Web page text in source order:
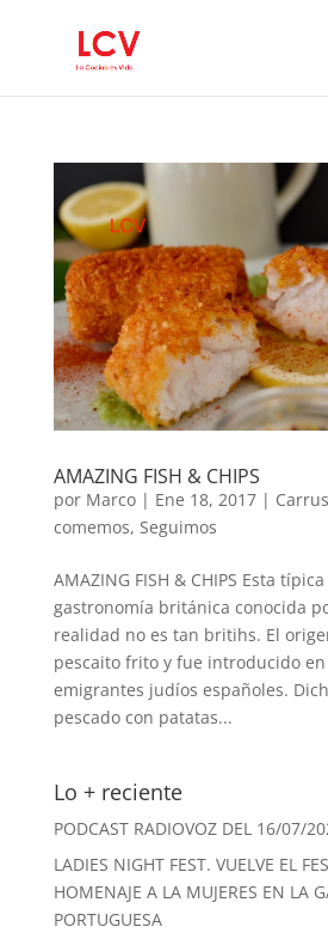
AMAZING FISH & CHIPS
por Marco| Ene 18, 2017|
comemos, Seguimos
AMAZING FISH & CHIPS Esta
gastronomía británica conocida
realidad no es tan britihs. El
pescaito frito y fue introducido
emigrantes judíos españoles.
pescado con patatas...
Lo + reciente
PODCAST RADIOVOZ DEL 16/07/
LADIES NIGHT FEST. VUELVE EL
HOMENAJE A LA MUJERES EN LA
PORTUGUESA